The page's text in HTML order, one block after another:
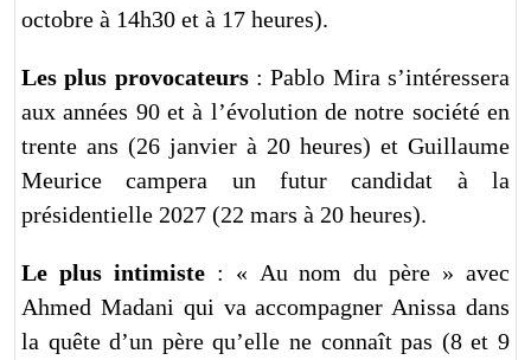
octobre à 14h30 et à 17 heures).
Les plus provocateurs: Pablo Mira s’intéressera
aux années 90 et à l’évolution de notre société en
trente ans (26 janvier à 20 heures) et Guillaume
Meurice campera un futur candidat à la
présidentielle 2027 (22 mars à 20 heures).
Le plus intimiste: « Au nom du père » avec
Ahmed Madani qui va accompagner Anissa dans
la quête d’un père qu’elle ne connaît pas (8 et 9